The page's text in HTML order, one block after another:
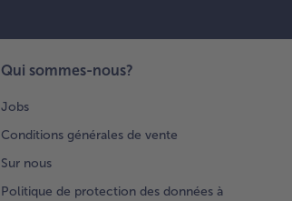
Qui sommes-nous?
Jobs
Conditions générales de vente
Sur nous
Politique de protection des données à